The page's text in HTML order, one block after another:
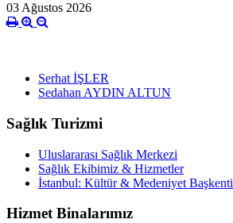
03 Ağustos 2026
Serhat İŞLER
Sedahan AYDIN ALTUN
Sağlık Turizmi
Uluslararası Sağlık Merkezi
Sağlık Ekibimiz & Hizmetler
İstanbul: Kültür & Medeniyet Başkenti
Hizmet Binalarımız